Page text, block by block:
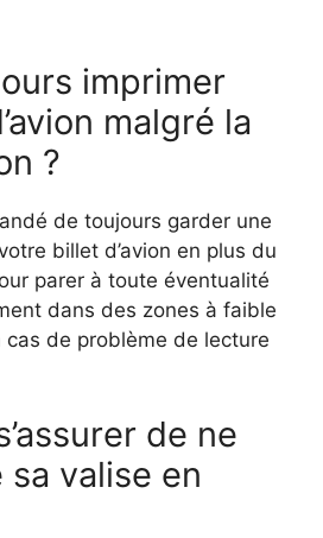
imprimer
malgré la
?
de toujours garder une
billet d’avion en plus du
parer à toute éventualité
dans des zones à faible
de problème de lecture
de ne
valise en